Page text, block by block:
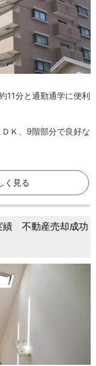
11分と通勤通学に便利
Ｋ、9階部分で良好な
く見る
績 不動産売却成功